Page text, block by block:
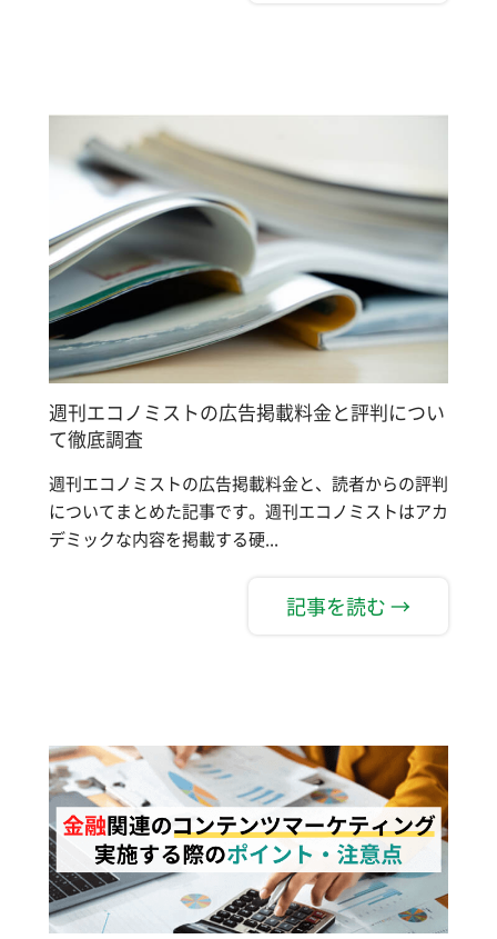
週刊エコノミストの広告掲載料金と評判につい
て徹底調査
週刊エコノミストの広告掲載料金と、読者からの評判
についてまとめた記事です。週刊エコノミストはアカ
デミックな内容を掲載する硬...
記事を読む →